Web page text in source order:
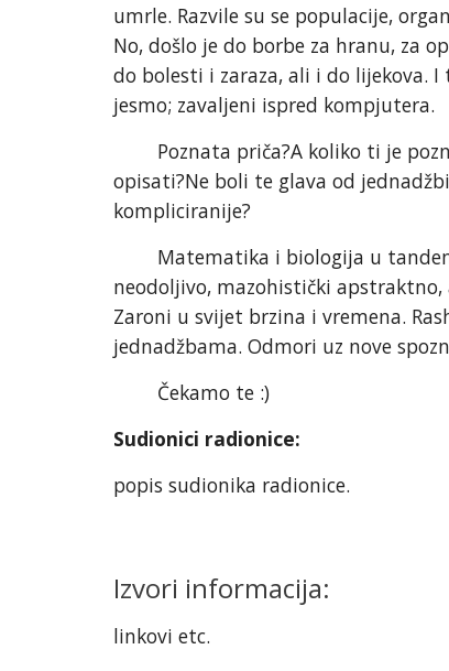
umrle. Razvile su se populacije,
No, došlo je do borbe za hranu, za
do bolesti i zaraza, ali i do lijekova.
jesmo; zavaljeni ispred kompjutera.
Poznata priča?A koliko ti je
opisati?Ne boli te glava od
kompliciranije?
Matematika i biologija u
neodoljivo, mazohistički
Zaroni u svijet brzina i vremena.
jednadžbama. Odmori uz nove
Čekamo te :)
Sudionici radionice:
popis sudionika radionice.
Izvori informacija:
linkovi etc.